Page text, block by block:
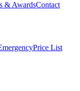
& AwardsContact
Price List